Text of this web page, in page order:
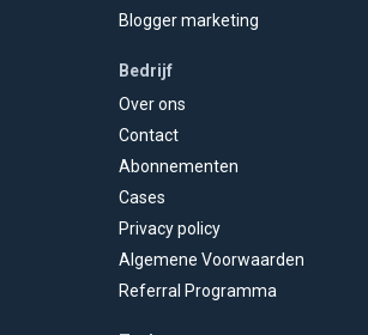
Blogger marketing
Bedrijf
Over ons
Contact
Abonnementen
Cases
Privacy policy
Algemene Voorwaarden
Referral Programma